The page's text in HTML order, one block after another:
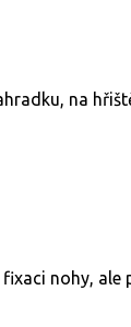
na
nohy, ale